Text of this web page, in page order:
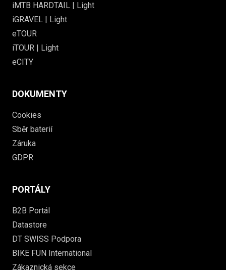
iMTB HARDTAIL | Light
iGRAVEL | Light
eTOUR
iTOUR | Light
eCITY
DOKUMENTY
Cookies
Sběr baterií
Záruka
GDPR
PORTÁLY
B2B Portál
Datastore
DT SWISS Podpora
BIKE FUN International
Zákaznická sekce